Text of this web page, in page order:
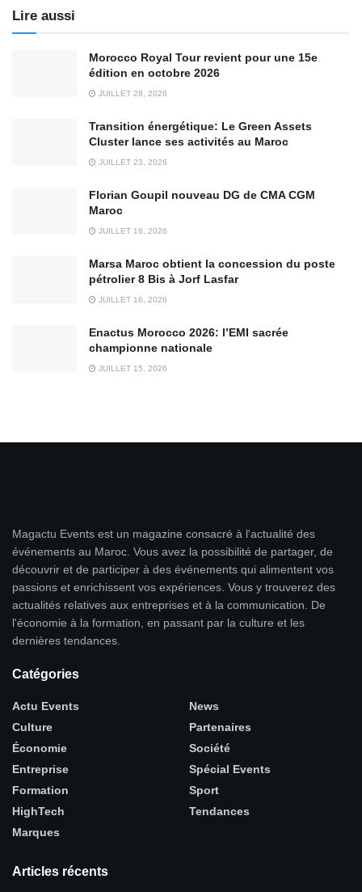
Lire aussi
Morocco Royal Tour revient pour une 15e
édition en octobre 2026
JUILLET 28, 2026
Transition énergétique: Le Green Assets
Cluster lance ses activités au Maroc
JUILLET 23, 2026
Florian Goupil nouveau DG de CMA CGM
Maroc
JUILLET 16, 2026
Marsa Maroc obtient la concession du poste
pétrolier 8 Bis à Jorf Lasfar
JUILLET 16, 2026
Enactus Morocco 2026: l’EMI sacrée
championne nationale
JUILLET 15, 2026
Magactu Events est un magazine consacré à l'actualité des
événements au Maroc. Vous avez la possibilité de partager, de
découvrir et de participer à des événements qui alimentent vos
passions et enrichissent vos expériences. Vous y trouverez des
actualités relatives aux entreprises et à la communication. De
l'économie à la formation, en passant par la culture et les
dernières tendances.
Catégories
Actu Events
Culture
Économie
Entreprise
Formation
HighTech
Marques
News
Partenaires
Société
Spécial Events
Sport
Tendances
Articles récents